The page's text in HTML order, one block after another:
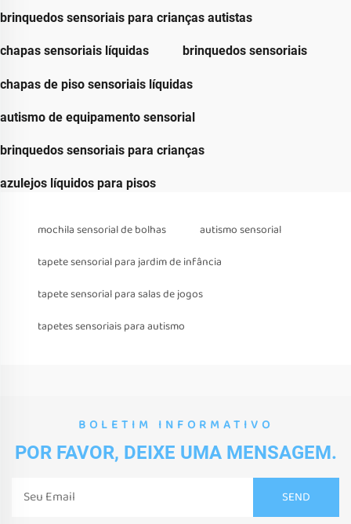
brinquedos sensoriais para crianças autistas
chapas sensoriais líquidas brinquedos sensoriais
chapas de piso sensoriais líquidas
autismo de equipamento sensorial
brinquedos sensoriais para crianças
azulejos líquidos para pisos
mochila sensorial de bolhas
autismo sensorial
tapete sensorial para jardim de infância
tapete sensorial para salas de jogos
tapetes sensoriais para autismo
BOLETIM INFORMATIVO
POR FAVOR, DEIXE UMA MENSAGEM.